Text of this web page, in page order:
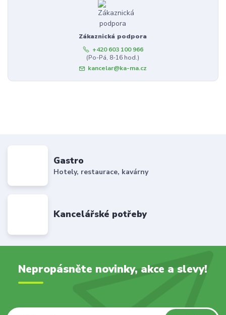
Zákaznická podpora
+420 603 100 966
(Po-Pá, 8-16 hod.)
kancelar@ka-ma.cz
Gastro
Hotely, restaurace, kavárny
Kancelářské potřeby
Nepropásněte novinky, akce a slevy!